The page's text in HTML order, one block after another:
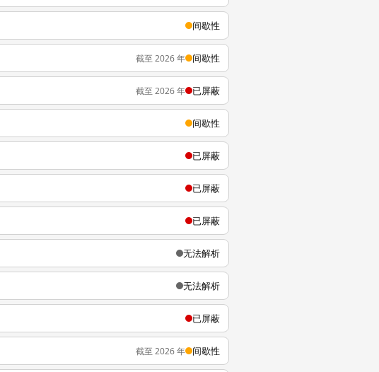
间歇性
截至 2026 年 间歇性
截至 2026 年 已屏蔽
间歇性
已屏蔽
已屏蔽
已屏蔽
无法解析
无法解析
已屏蔽
截至 2026 年 间歇性